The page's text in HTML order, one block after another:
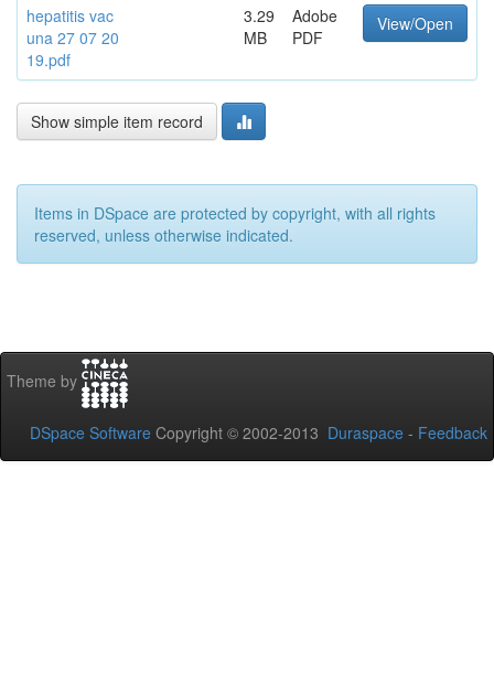
hepatitis vac
una 27 07 20
19.pdf
3.29
MB
Adobe
PDF
View/Open
Show simple item record
Items in DSpace are protected by copyright, with all rights
reserved, unless otherwise indicated.
Theme by
DSpace Software Copyright © 2002-2013 Duraspace - Feedback